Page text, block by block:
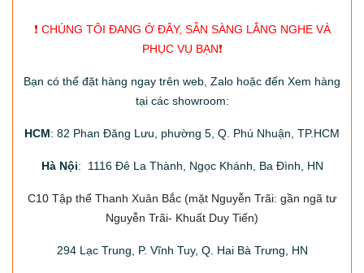
❗️ CHÚNG TÔI ĐANG Ở ĐÂY, SẴN SÀNG LẮNG NGHE VÀ
PHỤC VỤ BẠN❗️
Bạn có thể đặt hàng ngay trên web, Zalo hoặc đến Xem hàng
tại các showroom:
HCM: 82 Phan Đăng Lưu, phường 5, Q. Phú Nhuận, TP.HCM
Hà Nội: 1116 Đê La Thành, Ngọc Khánh, Ba Đình, HN
C10 Tập thể Thanh Xuân Bắc (mặt Nguyễn Trãi: gần ngã tư
Nguyễn Trãi- Khuất Duy Tiến)
294Lạc Trung, P. Vĩnh Tuy, Q. Hai Bà Trưng, HN